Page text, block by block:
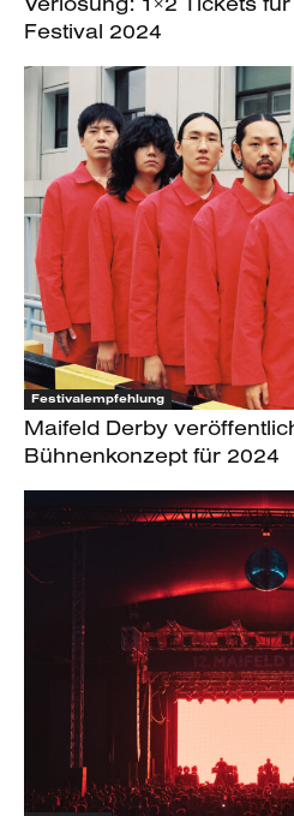
Festival 2024
Festivalempfehlung
Maifeld Derby
Bühnenkonzept für 2024